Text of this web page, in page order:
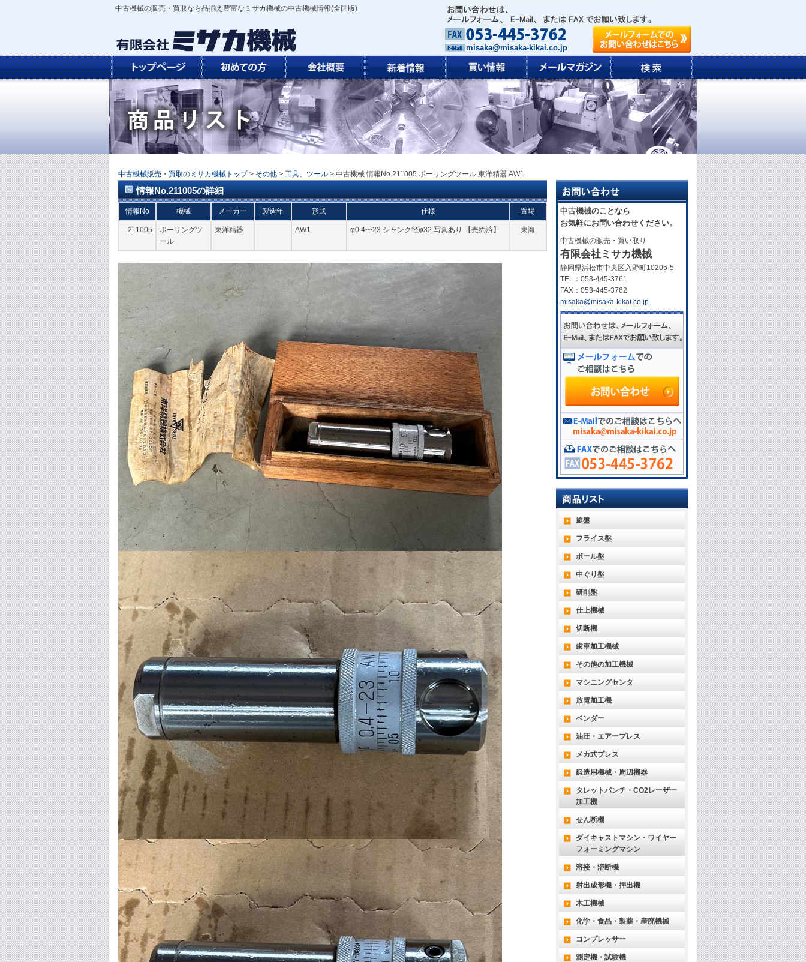
中古機械の販売・買取なら品揃え豊富なミサカ機械の中古機械情報(全国版)
misaka@misaka-kikai.co.jp
中古機械販売・買取のミサカ機械トップ > その他 > 工具、ツール > 中古機械 情報No.211005 ボーリングツール 東洋精器 AW1
情報No.211005の詳細
情報No 機械 メーカー 製造年 形式 仕様 置場
211005
ボーリングツ
ール
東洋精器 AW1 φ0.4〜23 シャンク径φ32 写真あり 【売約済】 東海
中古機械のことなら
お気軽にお問い合わせください。
中古機械の販売・買い取り
有限会社ミサカ機械
静岡県浜松市中央区入野町10205-5
TEL：053-445-3761
FAX：053-445-3762
misaka@misaka-kikai.co.jp
旋盤
フライス盤
ボール盤
中ぐり盤
研削盤
仕上機械
切断機
歯車加工機械
その他の加工機械
マシニングセンタ
放電加工機
ベンダー
油圧・エアープレス
メカ式プレス
鍛造用機械・周辺機器
タレットパンチ・CO2レーザー
加工機
せん断機
ダイキャストマシン・ワイヤー
フォーミングマシン
溶接・溶断機
射出成形機・押出機
木工機械
化学・食品・製薬・産廃機械
コンプレッサー
測定機・試験機